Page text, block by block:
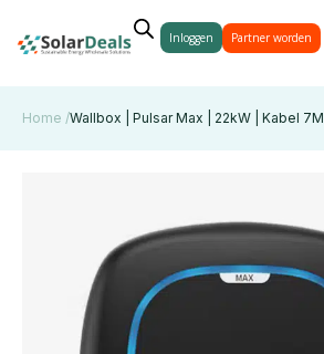
Inloggen Partner worden
Home /Wallbox | Pulsar Max | 22kW | Kabel 7M